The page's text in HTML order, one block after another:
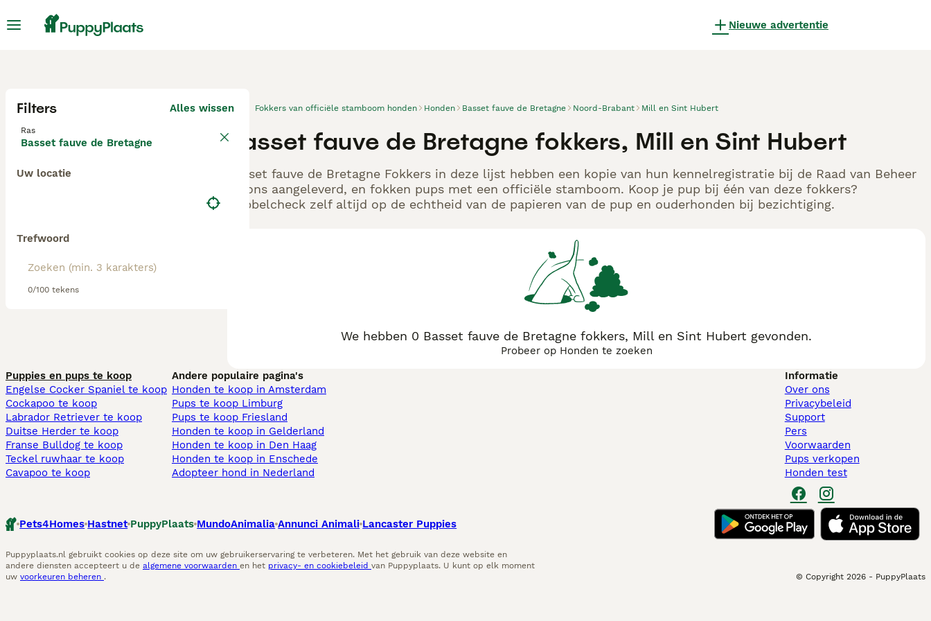
Nieuwe advertentie
Filters Alles wissen
Ras
Basset fauve de Bretagne
Uw locatie
Trefwoord
0/100 tekens
Fokkers van officiële stamboom honden Honden Basset fauve de Bretagne Noord-Brabant Mill en Sint Hubert
Basset fauve de Bretagne fokkers, Mill en Sint Hubert
Basset fauve de Bretagne Fokkers in deze lijst hebben een kopie van hun kennelregistratie bij de Raad van Beheer
bij ons aangeleverd, en fokken pups met een officiële stamboom. Koop je pup bij één van deze fokkers?
Dubbelcheck zelf altijd op de echtheid van de papieren van de pup en ouderhonden bij bezichtiging.
We hebben 0 Basset fauve de Bretagne fokkers, Mill en Sint Hubert gevonden.
Probeer op Honden te zoeken
Puppies en pups te koop
Engelse Cocker Spaniel te koop
Cockapoo te koop
Labrador Retriever te koop
Duitse Herder te koop
Franse Bulldog te koop
Teckel ruwhaar te koop
Cavapoo te koop
Andere populaire pagina's
Honden te koop in Amsterdam
Pups te koop Limburg​
Pups te koop Friesland​
Honden te koop in Gelderland
Honden te koop in Den Haag
Honden te koop in Enschede
Adopteer hond in Nederland
Informatie
Over ons
Privacybeleid
Support
Pers
Voorwaarden
Pups verkopen
Honden test
Pets4Homes Hastnet PuppyPlaats MundoAnimalia Annunci Animali Lancaster Puppies
Puppyplaats.nl gebruikt cookies op deze site om uw gebruikerservaring te verbeteren. Met het gebruik van deze website en
andere diensten accepteert u de algemene voorwaarden en het privacy- en cookiebeleid van Puppyplaats. U kunt op elk moment
uw voorkeuren beheren . © Copyright 2026 - PuppyPlaats